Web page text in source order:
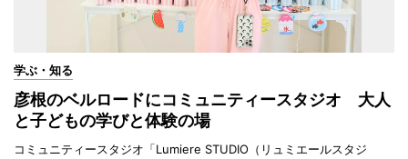
学ぶ・知る
彦根のベルロードにコミュニティースタジオ 大人
と子どもの学びと体験の場
コミュニティースタジオ「Lumiere STUDIO（リュミエールスタジ